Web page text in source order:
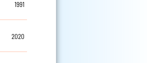
1991
2020